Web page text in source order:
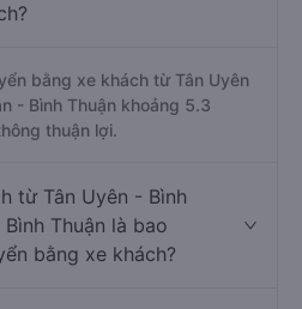
bằng xe khách từ Tân Uyên
- Bình Thuận khoảng 5.3
thuận lợi.
từ Tân Uyên - Bình
Thuận là bao
bằng xe khách?